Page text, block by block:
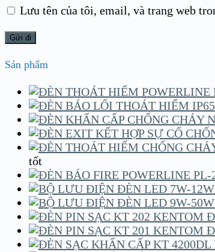
Lưu tên của tôi, email, và trang web
Sản phẩm
tốt